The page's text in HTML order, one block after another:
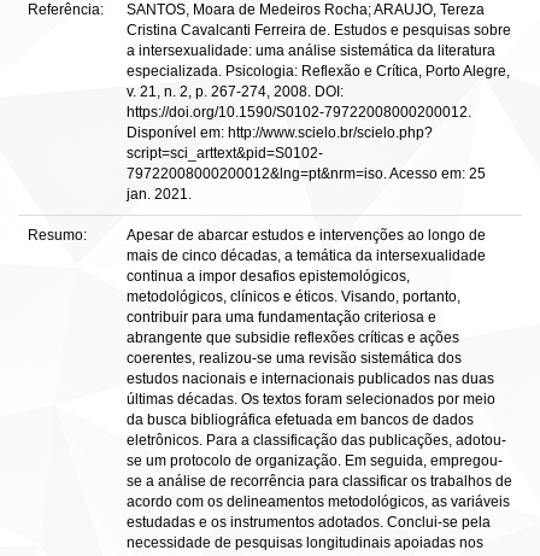
Referência:
SANTOS, Moara de Medeiros Rocha; ARAUJO, Tereza
Cristina Cavalcanti Ferreira de. Estudos e pesquisas sobre
a intersexualidade: uma análise sistemática da literatura
especializada. Psicologia: Reflexão e Crítica, Porto Alegre,
v. 21, n. 2, p. 267-274, 2008. DOI:
https://doi.org/10.1590/S0102-79722008000200012.
Disponível em: http://www.scielo.br/scielo.php?
script=sci_arttext&pid=S0102-
79722008000200012&lng=pt&nrm=iso. Acesso em: 25
jan. 2021.
Resumo:
Apesar de abarcar estudos e intervenções ao longo de
mais de cinco décadas, a temática da intersexualidade
continua a impor desafios epistemológicos,
metodológicos, clínicos e éticos. Visando, portanto,
contribuir para uma fundamentação criteriosa e
abrangente que subsidie reflexões críticas e ações
coerentes, realizou-se uma revisão sistemática dos
estudos nacionais e internacionais publicados nas duas
últimas décadas. Os textos foram selecionados por meio
da busca bibliográfica efetuada em bancos de dados
eletrônicos. Para a classificação das publicações, adotou-
se um protocolo de organização. Em seguida, empregou-
se a análise de recorrência para classificar os trabalhos de
acordo com os delineamentos metodológicos, as variáveis
estudadas e os instrumentos adotados. Conclui-se pela
necessidade de pesquisas longitudinais apoiadas nos